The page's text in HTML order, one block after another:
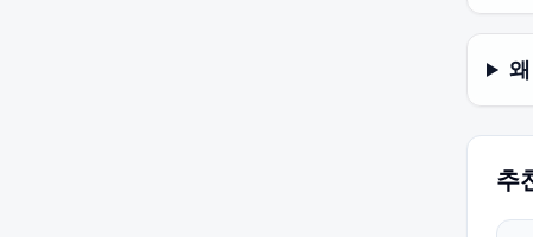
추